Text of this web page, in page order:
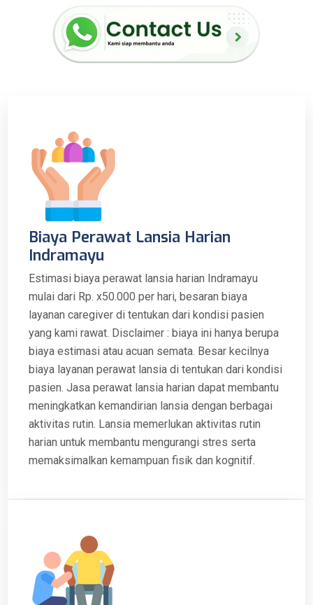
Biaya Perawat Lansia Harian
Indramayu
Estimasi biaya perawat lansia harian Indramayu
mulai dari Rp. x50.000 per hari, besaran biaya
layanan caregiver di tentukan dari kondisi pasien
yang kami rawat. Disclaimer : biaya ini hanya berupa
biaya estimasi atau acuan semata. Besar kecilnya
biaya layanan perawat lansia di tentukan dari kondisi
pasien. Jasa perawat lansia harian dapat membantu
meningkatkan kemandirian lansia dengan berbagai
aktivitas rutin. Lansia memerlukan aktivitas rutin
harian untuk membantu mengurangi stres serta
memaksimalkan kemampuan fisik dan kognitif.